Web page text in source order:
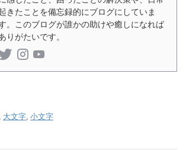
きたことを備忘録的にブログにしていま
。このブログが誰かの助けや癒しになれば
りがたいです。
, 大文字, 小文字